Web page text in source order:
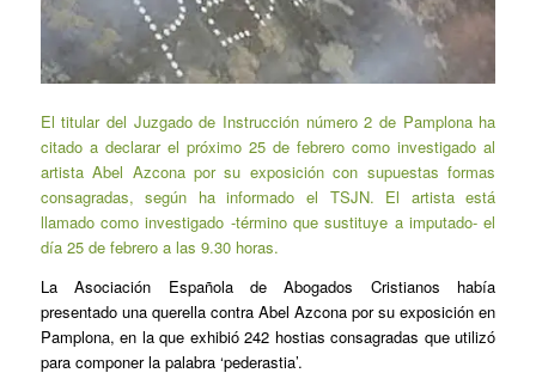
El titular del Juzgado de Instrucción número 2 de Pamplona ha
citado a declarar el próximo 25 de febrero como investigado al
artista Abel Azcona por su exposición con supuestas formas
consagradas, según ha informado el TSJN. El artista está
llamado como investigado -término que sustituye a imputado- el
día 25 de febrero a las 9.30 horas.
La Asociación Española de Abogados Cristianos había
presentado una querella contra Abel Azcona por su exposición en
Pamplona, en la que exhibió 242 hostias consagradas que utilizó
para componer la palabra ‘pederastia’.